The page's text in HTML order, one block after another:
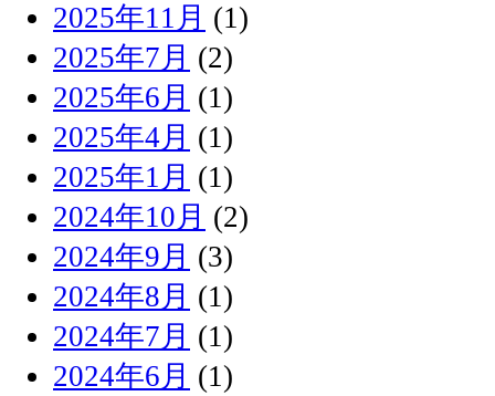
2025年11月 (1)
2025年7月 (2)
2025年6月 (1)
2025年4月 (1)
2025年1月 (1)
2024年10月 (2)
2024年9月 (3)
2024年8月 (1)
2024年7月 (1)
2024年6月 (1)